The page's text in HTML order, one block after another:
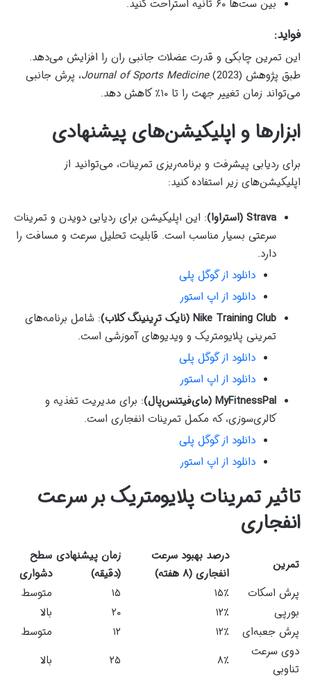
بین ست‌ها ۶۰ ثانیه استراحت کنید.
فواید:
این تمرین چابکی و قدرت عضلات جانبی ران را افزایش می‌دهد.
طبق پژوهش
Journal of Sports Medicine(2023)، پرش جانبی
می‌تواند زمان تغییر جهت را تا ۱۰٪ کاهش دهد.
ابزارها و اپلیکیشن‌های پیشنهادی
برای ردیابی پیشرفت و برنامه‌ریزی تمرینات، می‌توانید از
اپلیکیشن‌های زیر استفاده کنید:
Strava (استراوا)
: این اپلیکیشن برای ردیابی دویدن و تمرینات
سرعتی بسیار مناسب است. قابلیت تحلیل سرعت و مسافت را
دارد.
دانلود از گوگل پلی
دانلود از اپ استور
Nike Training Club (نایک ترِینینگ کلاب)
: شامل برنامه‌های
تمرینی پلایومتریک و ویدیوهای آموزشی است.
دانلود از گوگل پلی
دانلود از اپ استور
MyFitnessPal (مای‌فیتنس‌پال)
: برای مدیریت تغذیه و
کالری‌سوزی، که مکمل تمرینات انفجاری است.
دانلود از گوگل پلی
دانلود از اپ استور
تاثیر تمرینات پلایومتریک بر سرعت
انفجاری
تمرین
درصد بهبود سرعت
انفجاری (۸ هفته)
زمان پیشنهادی
(دقیقه)
سطح
دشواری
پرش اسکات
۱۵٪ ۱۵
متوسط
بورپی
۱۲٪ ۲۰
بالا
پرش جعبه‌ای
۱۲٪ ۱۲
متوسط
دوی سرعت
تناوبی
۸٪ ۲۵
بالا